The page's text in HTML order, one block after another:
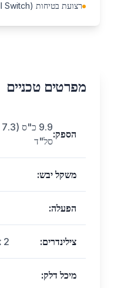
רצועת בטיחות (Kill Switch) — סטנדרט
מפרטים טכניים
הספק:
סל"ד
משקל יבש:
הפעלה:
צילינדרים: 2 צילינדר SOHC 4V - 4 פעימות
מיכל דלק: